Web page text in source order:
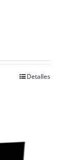
Detalles